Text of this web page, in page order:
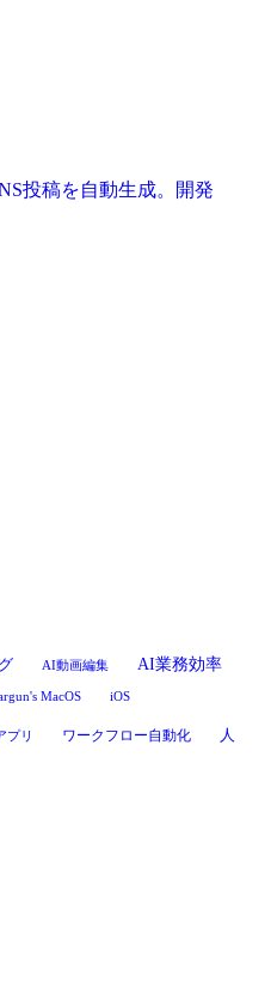
投稿を自動生成。開発
AI動画編集
AI業務効率
MacOS iOS
プリ ワークフロー自動化
人